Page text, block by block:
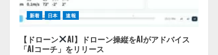
新着 日本 速報
【ドローン
AI】ドローン操縦をAIがアドバイス
「AIコーチ」をリリース